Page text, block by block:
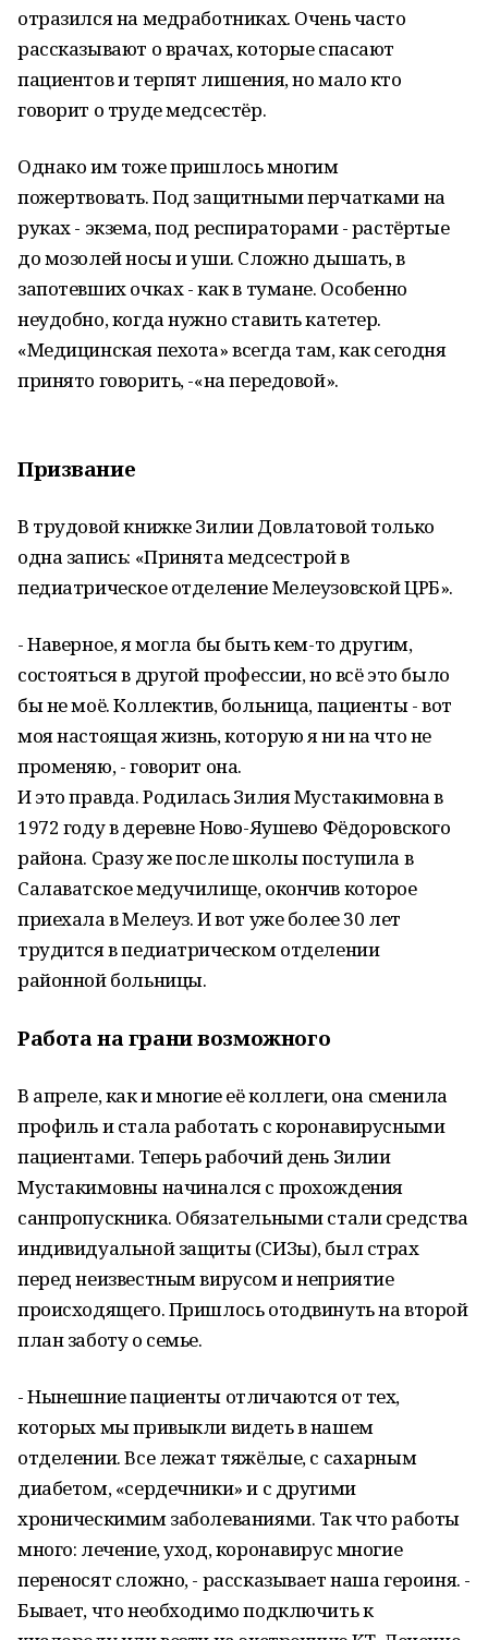
отразился на медработниках. Очень часто
рассказывают о врачах, которые спасают
пациентов и терпят лишения, но мало кто
говорит о труде медсестёр.
Однако им тоже пришлось многим
пожертвовать. Под защитными перчатками на
руках - экзема, под респираторами - растёртые
до мозолей носы и уши. Сложно дышать, в
запотевших очках - как в тумане. Особенно
неудобно, когда нужно ставить катетер.
«Медицинская пехота» всегда там, как сегодня
принято говорить, -«на передовой».
Призвание
В трудовой книжке Зилии Довлатовой только
одна запись: «Принята медсестрой в
педиатрическое отделение Мелеузовской ЦРБ».
- Наверное, я могла бы быть кем-то другим,
состояться в другой профессии, но всё это было
бы не моё. Коллектив, больница, пациенты - вот
моя настоящая жизнь, которую я ни на что не
променяю, - говорит она.
И это правда. Родилась Зилия Мустакимовна в
1972 году в деревне Ново-Яушево Фёдоровского
района. Сразу же после школы поступила в
Салаватское медучилище, окончив которое
приехала в Мелеуз. И вот уже более 30 лет
трудится в педиатрическом отделении
районной больницы.
Работа на грани возможного
В апреле, как и многие её коллеги, она сменила
профиль и стала работать с коронавирусными
пациентами. Теперь рабочий день Зилии
Мустакимовны начинался с прохождения
санпропускника. Обязательными стали средства
индивидуальной защиты (СИЗы), был страх
перед неизвестным вирусом и неприятие
происходящего. Пришлось отодвинуть на второй
план заботу о семье.
- Нынешние пациенты отличаются от тех,
которых мы привыкли видеть в нашем
отделении. Все лежат тяжёлые, с сахарным
диабетом, «сердечники» и с другими
хроническимим заболеваниями. Так что работы
много: лечение, уход, коронавирус многие
переносят сложно, - рассказывает наша героиня. -
Бывает, что необходимо подключить к